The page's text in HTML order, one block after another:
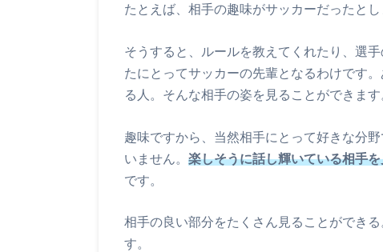
たとえば、相手の趣味がサッカーだったと
そうすると、ルールを教えてくれたり、選
たにとってサッカーの先輩となるわけです
る人。そんな相手の姿を見ることができます
趣味ですから、当然相手にとって好きな分
いません。 楽しそうに話し輝いている相手
です。
相手の良い部分をたくさん見ることができ
す。